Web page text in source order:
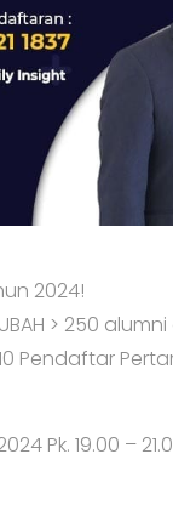
2024!
> 250
Pendaftar
Pk. 19.00 –